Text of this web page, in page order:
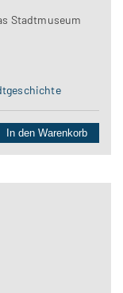
Stadtmuseum
In den Warenkorb